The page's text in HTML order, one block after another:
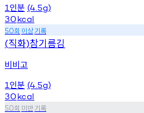
1 인분 (4.5g)
30kcal
50회 이상기록
(직화)참기름김
비비고
1 인분 (4.5g)
30kcal
50회 미만기록